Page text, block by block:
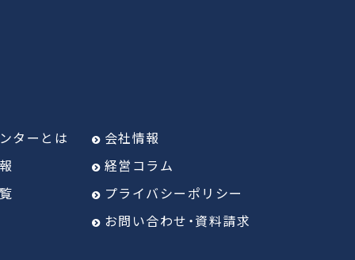
ターとは
会社情報
経営コラム
プライバシーポリシー
お問い合わせ・資料請求